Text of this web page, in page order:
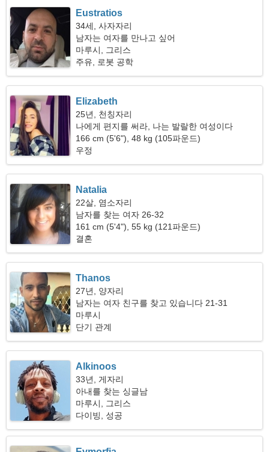
Eustratios
34세, 사자자리
남자는 여자를 만나고 싶어
마루시, 그리스
주유, 로봇 공학
Elizabeth
25년, 천칭자리
나에게 편지를 써라, 나는 발랄한 여성이다
166 cm (5'6"), 48 kg (105파운드)
우정
Natalia
22살, 염소자리
남자를 찾는 여자 26-32
161 cm (5'4"), 55 kg (121파운드)
결혼
Thanos
27년, 양자리
남자는 여자 친구를 찾고 있습니다 21-31
마루시
단기 관계
Alkinoos
33년, 게자리
아내를 찾는 싱글남
마루시, 그리스
다이빙, 성공